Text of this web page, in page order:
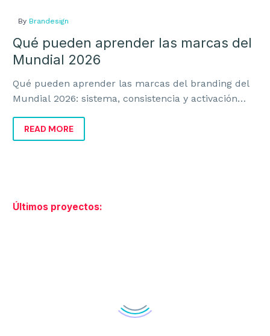
By Brandesign
Qué pueden aprender las marcas del
Mundial 2026
Qué pueden aprender las marcas del branding del
Mundial 2026: sistema, consistencia y activación
READ MORE
Últimos proyectos: